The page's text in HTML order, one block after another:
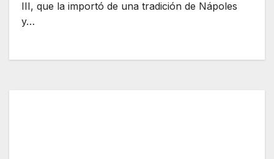
III, que la importó de una tradición de Nápoles
y…